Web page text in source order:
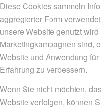
Diese Cookies sammeln
aggregierter Form
unsere Website genutzt
Marketingkampagnen sind,
Website und Anwendung
Erfahrung zu verbessern.
Wenn Sie nicht möchten,
Website verfolgen, können